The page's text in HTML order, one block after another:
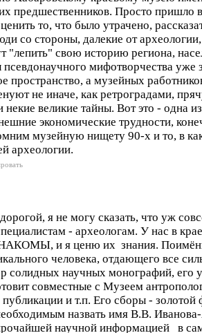
предшественников. Просто пришло
то, что было утрачено,
со стороны, далекие от
"лепить" свою историю региона,
псевдонаучного мифотворчества уже
пространство, а музейных
не иначе, как ретроградами,
некие великие тайны. Вот это - одна
экономические трудности,
музейную нищету 90-х и то, в
археологии.
я не могу сказать, что уж
- археологам. У нас в
и я ценю их знания.
человека, отдающего все
солидных научных монографий, его
совместные с Музеем
и т.п. Его сборы - золотой
назвать имя В.В.
научной информацией в